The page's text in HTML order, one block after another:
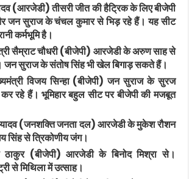
(आरजेडी) तीसरी जीत की हैट्रिक के लिए बीजेपी
जन सुराज के चंचल कुमार से भिड़ रहे हैं। यह सीट
कर्मभूमि है।
सैम्राट चौधरी (बीजेपी) आरजेडी के अरुण साह से
सुराज के संतोष सिंह भी खेल बिगाड़ सकते हैं।
विजय सिन्हा (बीजेपी) जन सुराज के सुरज
रहे हैं। भूमिहार बहुल सीट पर बीजेपी की मजबूत
(जनशक्ति जनता दल) आरजेडी के मुकेश रौशन
से त्रिकोणीय जंग।
ठाकुर (बीजेपी) आरजेडी के बिनोद मिश्रा से।
से मिथिला में उत्साह।